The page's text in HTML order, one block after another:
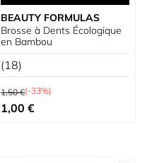
BEAUTY FORMULAS
Brosse à Dents Écologique
en Bambou
(18)
Prix normal
1,50 €(-33%)
Prix spécial
1,00 €